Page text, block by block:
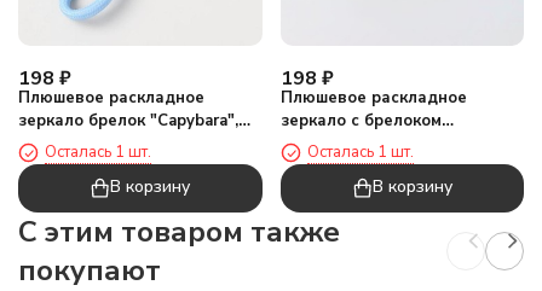
198 ₽
Плюшевое раскладное
зеркало брелок "Capybara",
голубое (7*7 см)
Осталась 1 шт.
В корзину
198 ₽
Плюшевое раскладное
зеркало с брелоком
"Капибара", коричневое (7*7
см)
Осталась 1 шт.
В корзину
C этим товаром также
покупают